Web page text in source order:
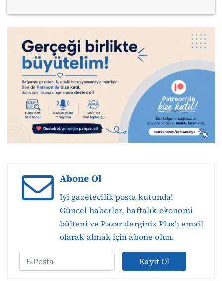
Abone Ol
İyi gazetecilik posta kutunda!
Güncel haberler, haftalık ekonomi
bülteni ve Pazar derginiz Plus’ı email
olarak almak için abone olun.
Kayıt Ol